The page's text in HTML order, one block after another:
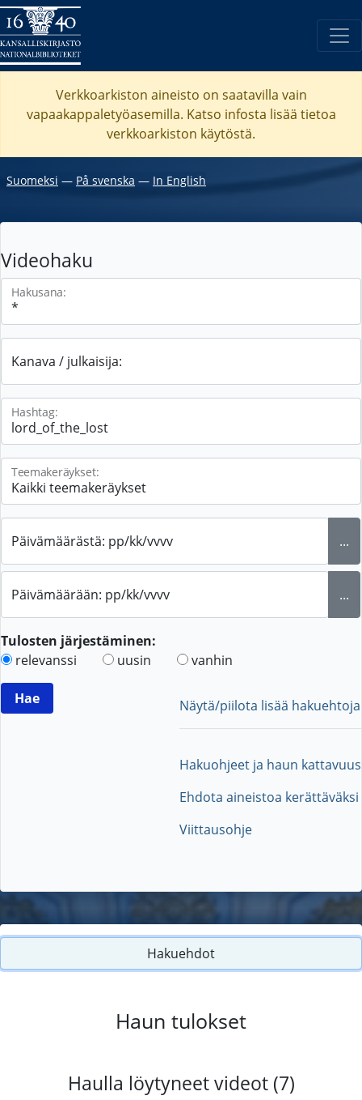
Verkkoarkiston aineisto on saatavilla vain
vapaakappaletyöasemilla. Katso infosta lisää tietoa
verkkoarkiston käytöstä.
Suomeksi ― På svenska ― In English
Videohaku
Hakusana:
Kanava / julkaisija:
Hashtag:
Teemakeräykset:
Päivämäärästä: pp/kk/vvvv ...
Päivämäärään: pp/kk/vvvv ...
Tulosten järjestäminen:
relevanssi
uusin vanhin
Näytä/piilota lisää hakuehtoja
Hakuohjeet ja haun kattavuus
Ehdota aineistoa kerättäväksi
Viittausohje
Hakuehdot
Haun tulokset
Haulla löytyneet videot (7)